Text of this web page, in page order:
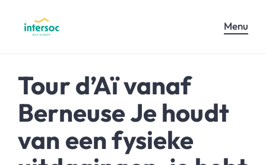
Menu
Tour d’Aï vanaf
Berneuse Je houdt
van een fysieke